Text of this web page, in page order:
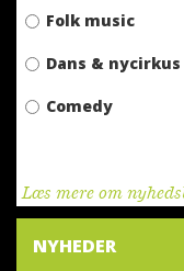
Folk music
Dans & nycirkus
Comedy
Læs mere om
NYHEDER